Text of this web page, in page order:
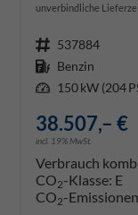
unverbindliche
Fahrzeugnr. 537884
Kraftstoff Benzin
Leistung 150 kW (204
38.507,– €
incl. 19% MwSt.
Verbrauch
CO2-Klasse: E
CO2-